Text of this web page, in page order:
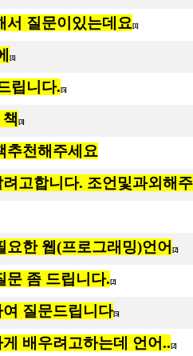
서 질문이있는데요[1]
[1]
립니다. [5]
[3]
추천해주세요
고합니다. 조언및과외해
요한 웹(프로그래밍)언어 [2]
문 좀 드립니다. [2]
질문드립니다[5]
배우려고하는데 언어.. [2]